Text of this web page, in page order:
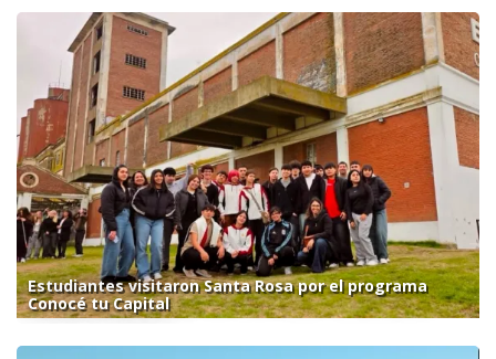
Estudiantes visitaron Santa Rosa por el programa
Conocé tu Capital